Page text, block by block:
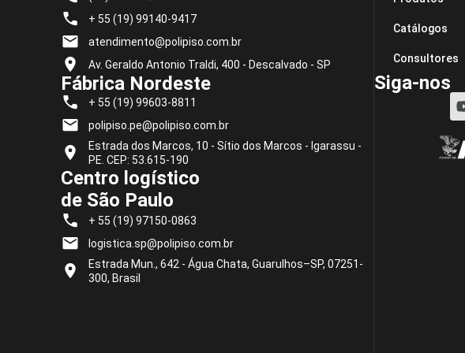
+ 55 (19) 99140-9417
atendimento@polipiso.com.br
Av. Geraldo Antonio Traldi, 400 - Descalvado - SP
Fábrica Nordeste
+ 55 (19) 99603-8811
polipiso.pe@polipiso.com.br
Estrada dos Marcos, 10 - Sítio dos Marcos - Igarassu -
PE. CEP: 53.615-190
Centro logístico
de São Paulo
+ 55 (19) 97150-0863
logistica.sp@polipiso.com.br
Estrada Mun., 642 - Água Chata, Guarulhos–SP, 07251-
300, Brasil
Catálogos
Consultores
Siga-nos